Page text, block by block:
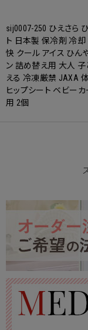
sij0007-250 ひえさら
ト 日本製 保冷剤 冷
快 クール アイス ひん
ン 詰め替え用 大人 子
える 冷凍厳禁 JAXA
ヒップシート ベビー
用 2個